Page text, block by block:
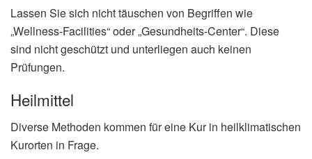
Lassen Sie sich nicht täuschen von Begriffen wie
„Wellness-Facilities“ oder „Gesundheits-Center“. Diese
sind nicht geschützt und unterliegen auch keinen
Prüfungen.
Heilmittel
Diverse Methoden kommen für eine Kur in heilklimatischen
Kurorten in Frage.